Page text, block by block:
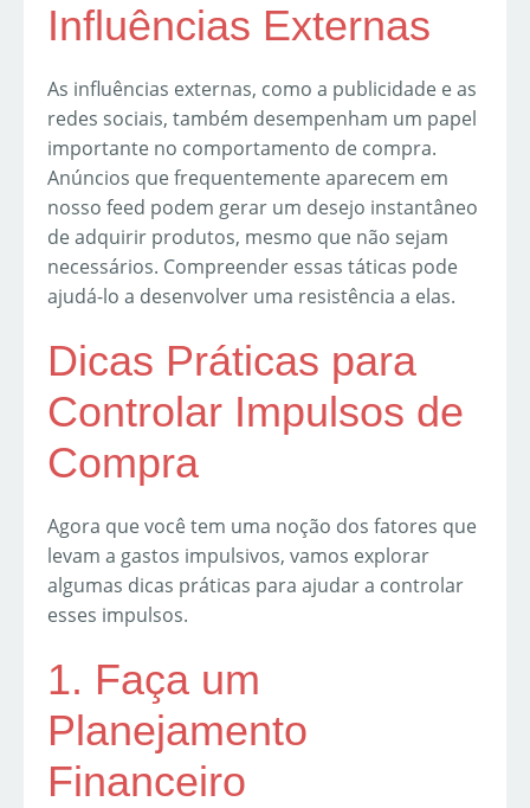
Influências Externas
As influências externas, como a publicidade e as
redes sociais, também desempenham um papel
importante no comportamento de compra.
Anúncios que frequentemente aparecem em
nosso feed podem gerar um desejo instantâneo
de adquirir produtos, mesmo que não sejam
necessários. Compreender essas táticas pode
ajudá-lo a desenvolver uma resistência a elas.
Dicas Práticas para
Controlar Impulsos de
Compra
Agora que você tem uma noção dos fatores que
levam a gastos impulsivos, vamos explorar
algumas dicas práticas para ajudar a controlar
esses impulsos.
1. Faça um
Planejamento
Financeiro